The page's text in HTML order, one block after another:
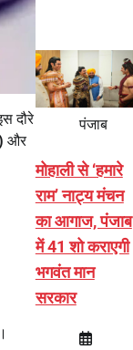
दौरे
और
पंजाब
मोहाली से ‘हमारे
राम’ नाट्य मंचन
का आगाज, पंजाब
में 41 शो कराएगी
भगवंत मान
सरकार